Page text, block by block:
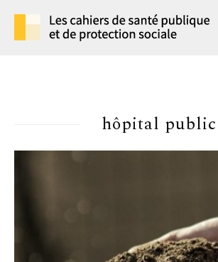
hôpital public